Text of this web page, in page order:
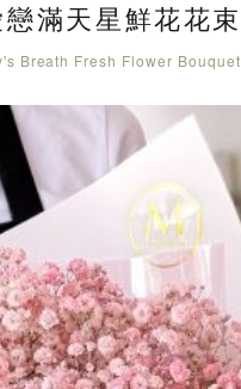
滿天星鮮花花束
Breath Fresh Flower Bouquet